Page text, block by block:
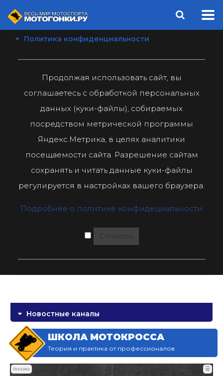
Политика конфиденциальности
Продолжая использовать сайт, вы
соглашаетесь с обработкой персональных
данных (куки-файлы), собираемых
посредством метрической программы
Яндекс.Метрика, в целях аналитики
посещаемости сайта. Разрешение сайтам
сохранять и читать данные куки-файлы
регулируется в настройках вашего браузера.
Подробнее о политике конфидециальности
Согласен
Новостные каналы
ШКОЛА МОТОКРОССА
Теория и практика от профессионалов
Реклама ☰